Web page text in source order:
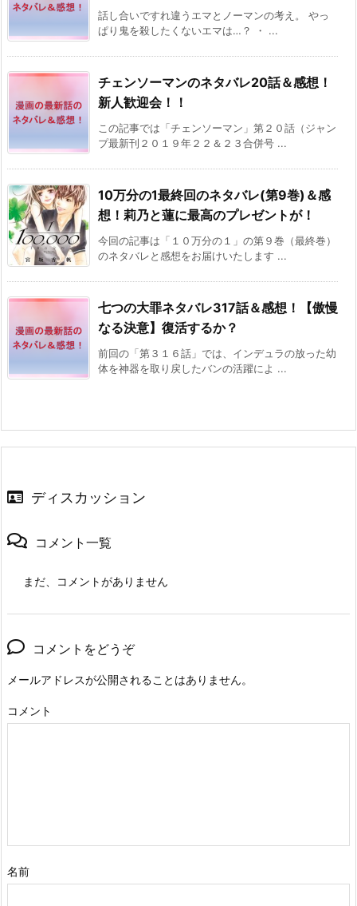
話し合いですれ違うエマとノーマンの考え。 やっ
ぱり鬼を殺したくないエマは…？ ・ ...
チェンソーマンのネタバレ20話＆感想！
新人歓迎会！！
この記事では「チェンソーマン」第２０話（ジャン
プ最新刊２０１９年２２＆２３合併号 ...
10万分の1最終回のネタバレ(第9巻)＆感
想！莉乃と蓮に最高のプレゼントが！
今回の記事は「１０万分の１」の第９巻（最終巻）
のネタバレと感想をお届けいたします ...
七つの大罪ネタバレ317話＆感想！【傲慢
なる決意】復活するか？
前回の「第３１６話」では、インデュラの放った幼
体を神器を取り戻したバンの活躍によ ...
ディスカッション
コメント一覧
まだ、コメントがありません
コメントをどうぞ
メールアドレスが公開されることはありません。
コメント
名前